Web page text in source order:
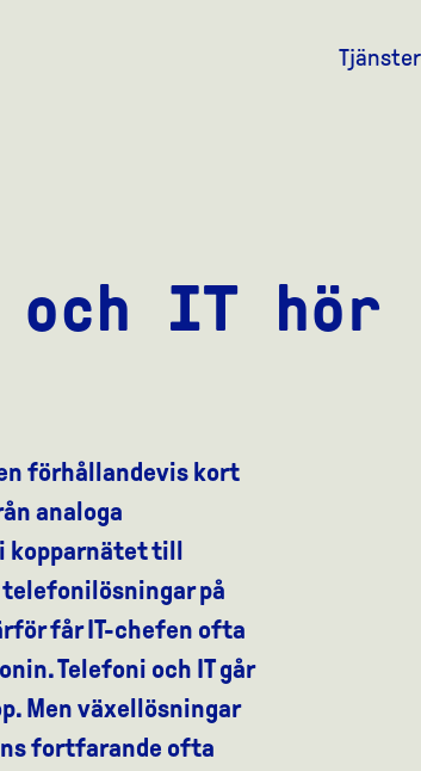
Tjänster
IT hör
förhållandevis kort
analoga
kopparnätet till
på
får IT-chefen ofta
Telefoni och IT går
Men växellösningar
fortfarande ofta